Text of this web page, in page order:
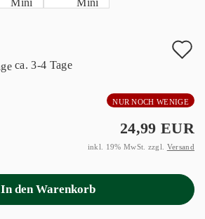
ca. 3-4 Tage
NUR NOCH WENIGE
24,99 EUR
inkl. 19% MwSt. zzgl. Versand
In den Warenkorb